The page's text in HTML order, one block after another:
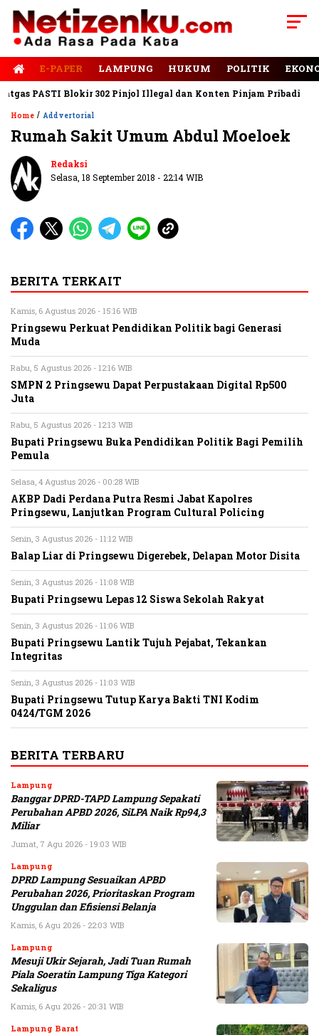
E-PAPER LAMPUNG HUKUM POLITIK
PASTI Blokir 302 Pinjol Illegal dan Konten Pinjam Pribadi
Home / Addvertorial
Rumah Sakit Umum Abdul Moeloek
Redaksi
Selasa, 18 September 2018 - 22:14 WIB
BERITA TERKAIT
Kamis, 6 Agustus 2026 - 15:16 WIB
Pringsewu Perkuat Pendidikan Politik bagi Generasi
Muda
Rabu, 5 Agustus 2026 - 12:16 WIB
SMPN 2 Pringsewu Dapat Perpustakaan Digital Rp500
Juta
Rabu, 5 Agustus 2026 - 12:13 WIB
Bupati Pringsewu Buka Pendidikan Politik Bagi Pemilih
Pemula
Selasa, 4 Agustus 2026 - 00:28 WIB
AKBP Dadi Perdana Putra Resmi Jabat Kapolres
Pringsewu, Lanjutkan Program Cultural Policing
Senin, 3 Agustus 2026 - 11:12 WIB
Balap Liar di Pringsewu Digerebek, Delapan Motor Disita
Senin, 3 Agustus 2026 - 11:08 WIB
Bupati Pringsewu Lepas 12 Siswa Sekolah Rakyat
Senin, 3 Agustus 2026 - 11:06 WIB
Bupati Pringsewu Lantik Tujuh Pejabat, Tekankan
Integritas
Senin, 3 Agustus 2026 - 11:03 WIB
Bupati Pringsewu Tutup Karya Bakti TNI Kodim
0424/TGM 2026
BERITA TERBARU
Lampung
Banggar DPRD-TAPD Lampung Sepakati
Perubahan APBD 2026, SiLPA Naik Rp94,3
Miliar
Jumat, 7 Agu 2026 - 19:03 WIB
Lampung
DPRD Lampung Sesuaikan APBD
Perubahan 2026, Prioritaskan Program
Unggulan dan Efisiensi Belanja
Kamis, 6 Agu 2026 - 22:03 WIB
Lampung
Mesuji Ukir Sejarah, Jadi Tuan Rumah
Piala Soeratin Lampung Tiga Kategori
Sekaligus
Kamis, 6 Agu 2026 - 20:31 WIB
Lampung Barat